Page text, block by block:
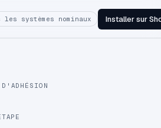
les systèmes nominaux Installer sur